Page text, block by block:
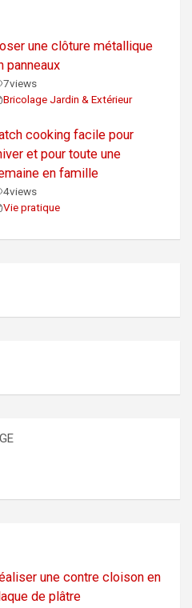
une clôture métallique
panneaux
7views
Bricolage Jardin & Extérieur
cooking facile pour
et pour toute une
en famille
4views
Vie pratique
une contre cloison en
de plâtre